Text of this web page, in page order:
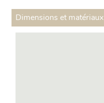
Dimensions et matériaux